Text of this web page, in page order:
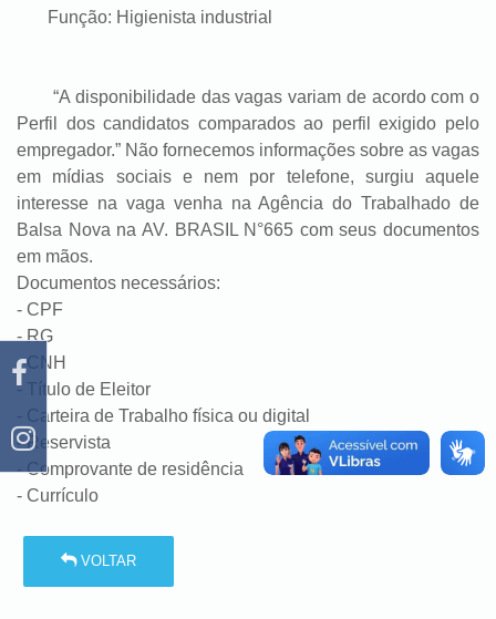
Função: Higienista industrial
“A disponibilidade das vagas variam de acordo com o
Perfil dos candidatos comparados ao perfil exigido pelo
empregador.” Não fornecemos informações sobre as vagas
em mídias sociais e nem por telefone, surgiu aquele
interesse na vaga venha na Agência do Trabalhado de
Balsa Nova na AV. BRASIL N°665 com seus documentos
em mãos.
Documentos necessários:
- CPF
- RG
- CNH
- Título de Eleitor
- Carteira de Trabalho física ou digital
- Reservista
- Comprovante de residência
- Currículo
VOLTAR